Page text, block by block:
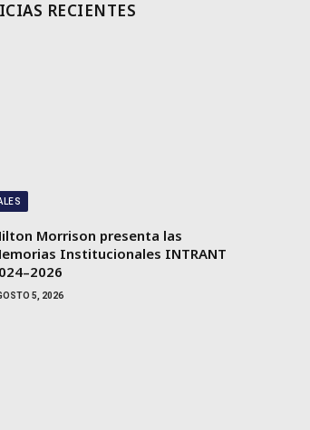
RECIENTES
Morrison presenta las
Institucionales INTRANT
5, 2026